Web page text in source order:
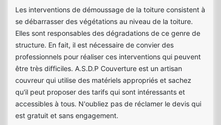
Les interventions de démoussage de la toiture consistent à
se débarrasser des végétations au niveau de la toiture.
Elles sont responsables des dégradations de ce genre de
structure. En fait, il est nécessaire de convier des
professionnels pour réaliser ces interventions qui peuvent
être très difficiles. A.S.D.P Couverture est un artisan
couvreur qui utilise des matériels appropriés et sachez
qu'il peut proposer des tarifs qui sont intéressants et
accessibles à tous. N'oubliez pas de réclamer le devis qui
est gratuit et sans engagement.